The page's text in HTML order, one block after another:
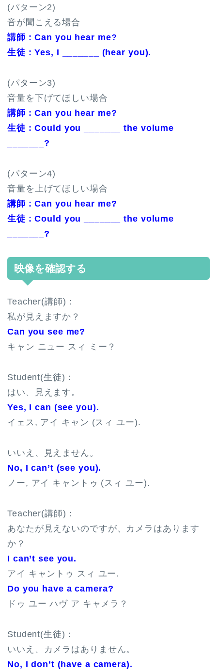
(パターン2)
音が聞こえる場合
講師 : Can you hear me?
生徒 : Yes, I _______ (hear you).
(パターン3)
音量を下げてほしい場合
講師 : Can you hear me?
生徒 : Could you _______ the volume
_______?
(パターン4)
音量を上げてほしい場合
講師 : Can you hear me?
生徒 : Could you _______ the volume
_______?
映像を確認する
Teacher(講師)：
私が見えますか？
Can you see me?
キャン ニュー スィ ミー？
Student(生徒)：
はい、見えます。
Yes, I can (see you).
イェス, アイ キャン (スィ ユー).
いいえ、見えません。
No, I can’t (see you).
ノー, アイ キャントゥ (スィ ユー).
Teacher(講師)：
あなたが見えないのですが、カメラはあります
か？
I can’t see you.
アイ キャントゥ スィ ユー.
Do you have a camera?
ドゥ ユー ハヴ ア キャメラ？
Student(生徒)：
いいえ、カメラはありません。
No, I don’t (have a camera).